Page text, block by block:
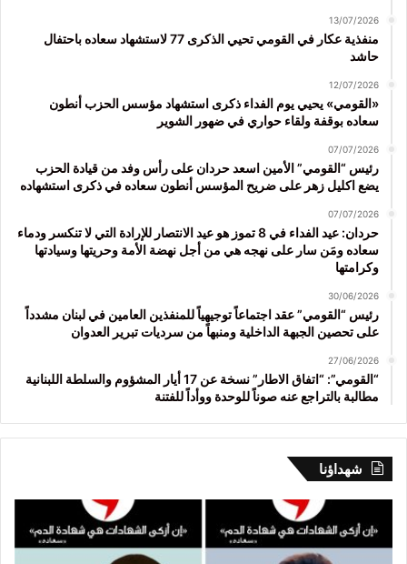
13/07/2026
منفذية عكار في القومي تحيي الذكرى 77 لاستشهاد سعاده باحتفال
حاشد
12/07/2026
«القومي» يحيي يوم الفداء ذكرى استشهاد مؤسس الحزب أنطون
سعاده بوقفة ولقاء حواري في ضهور الشوير
07/07/2026
رئيس “القومي” الأمين اسعد حردان على رأس وفد من قيادة الحزب
يضع اكليل زهر على ضريح المؤسس أنطون سعاده في ذكرى استشهاده
07/07/2026
حردان: عيد الفداء في 8 تموز هو عيد الانتصار للإرادة التي لا تنكسر ودماء
سعاده ومَن سار على نهجه هي من أجل نهضة الأمة وحريتها وسيادتها
وكرامتها
30/06/2026
رئيس “القومي” عقد اجتماعاً توجيهياً للمنفذين العامين في لبنان مشدداً
على تحصين الجبهة الداخلية ومنبهاً من سرديات تبرير العدوان
27/06/2026
“القومي”: “اتفاق الاطار” نسخة عن 17 أيار المشؤوم والسلطة اللبنانية
مطالبة بالتراجع عنه صوناً للوحدة ووأداً للفتنة
شهداؤنا